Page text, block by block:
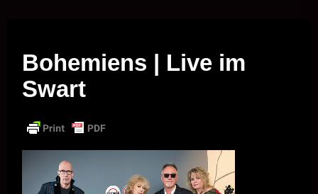
Bohemiens | Live im
Swart